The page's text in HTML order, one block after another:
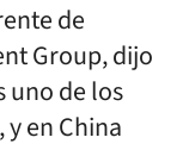
de
Group, dijo
uno de los
en China